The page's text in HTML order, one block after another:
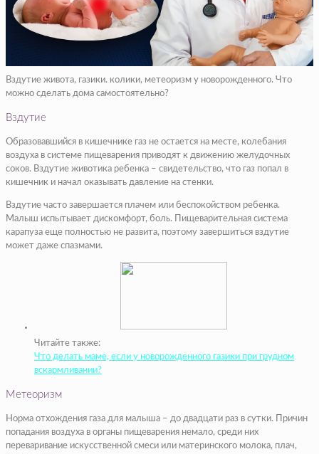
Вздутие живота, газики. колики, метеоризм у новорожденного. Что
можно сделать дома самостоятельно?
Вздутие
Образовавшийся в кишечнике газ не остается на месте, колебания
воздуха в системе пищеварения приводят к движению желудочных
соков. Вздутие животика ребенка – свидетельство, что газ попал в
кишечник и начал оказывать давление на стенки.
Вздутие часто завершается плачем или беспокойством ребенка.
Малыш испытывает дискомфорт, боль. Пищеварительная система
карапуза еще полностью не развита, поэтому завершиться вздутие
может даже спазмами.
Читайте также:
Что делать маме, если у новорожденного газики при грудном
вскармливании?
Метеоризм
Норма отхождения газа для малыша – до двадцати раз в сутки. Причин
попадания воздуха в органы пищеварения немало, среди них
переваривание искусственной смеси или материнского молока, плач,